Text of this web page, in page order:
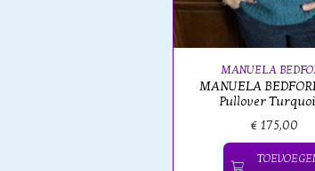
MANUELA
MANUELA
Pullover
€ 175,00